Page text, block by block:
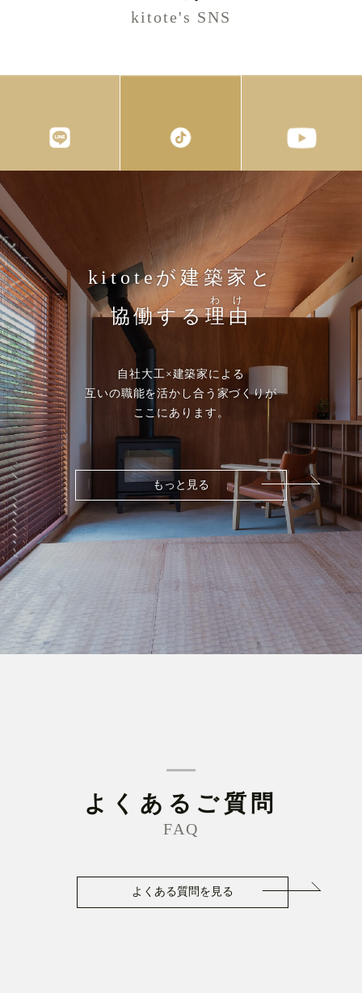
kitote's SNS
kitoteが建築家と
協働する理由
わけ
自社大工×建築家による
互いの職能を活かし合う家づくりが
ここにあります。
もっと見る
よくあるご質問
FAQ
よくある質問を見る